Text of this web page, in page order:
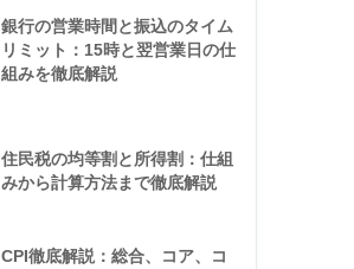
銀行の営業時間と振込のタイム
リミット：15時と翌営業日の仕
組みを徹底解説
住民税の均等割と所得割：仕組
みから計算方法まで徹底解説
CPI徹底解説：総合、コア、コ